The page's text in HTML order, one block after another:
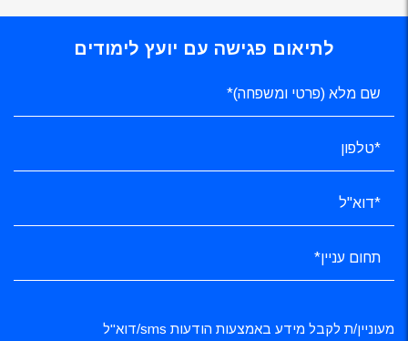
לתיאום פגישה עם יועץ לימודים
מעוניין/ת לקבל מידע באמצעות הודעות sms/דוא"ל